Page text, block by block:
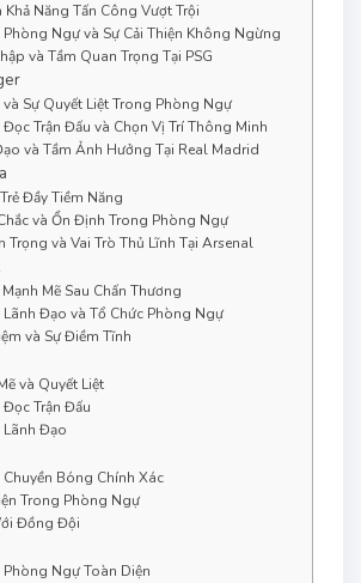
Khả Năng Tấn Công Vượt Trội
Phòng Ngự và Sự Cải Thiện Không Ngừng
và Tầm Quan Trọng Tại PSG
và Sự Quyết Liệt Trong Phòng Ngự
Đọc Trận Đấu và Chọn Vị Trí Thông Minh
và Tầm Ảnh Hưởng Tại Real Madrid
Đầy Tiềm Năng
và Ổn Định Trong Phòng Ngự
Trọng và Vai Trò Thủ Lĩnh Tại Arsenal
Mạnh Mẽ Sau Chấn Thương
Lãnh Đạo và Tổ Chức Phòng Ngự
và Sự Điềm Tĩnh
và Quyết Liệt
Đọc Trận Đấu
Lãnh Đạo
Chuyền Bóng Chính Xác
Trong Phòng Ngự
Đồng Đội
Phòng Ngự Toàn Diện